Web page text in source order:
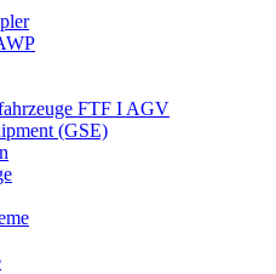
FTF I AGV
(GSE)